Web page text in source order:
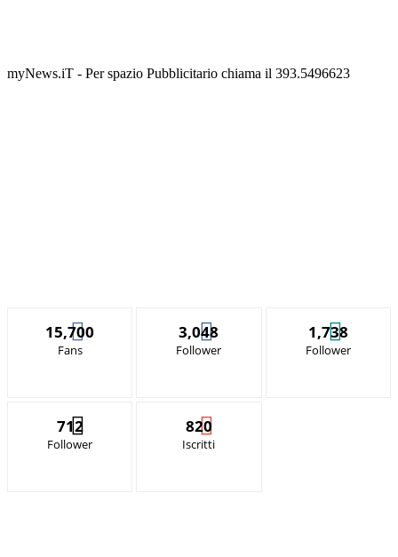
myNews.iT - Per spazio Pubblicitario chiama il 393.5496623
15,700
Fans
3,048
Follower
1,738
Follower
712
Follower
820
Iscritti